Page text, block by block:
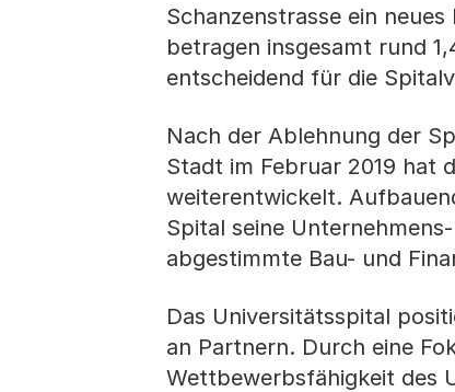
Schanzenstrasse ein
betragen insgesamt rund
entscheidend für die
Nach der Ablehnung der
Stadt im Februar 2019 hat
weiterentwickelt.
Spital seine
abgestimmte Bau- und
Das Universitätsspital
an Partnern. Durch eine
Wettbewerbsfähigkeit des